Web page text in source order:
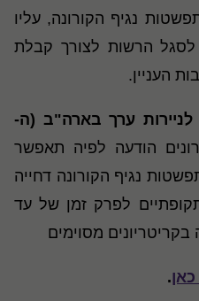
נגיף הקורונה, עליו
הרשות לצורך קבלת
העניין.
ערך בארה"ב (ה-
הודעה לפיה תאפשר
נגיף הקורונה דחייה
לפרק זמן של עד
.